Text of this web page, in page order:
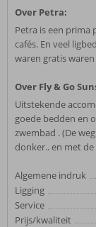
Over Petra:
Petra is een prima
cafés. En veel
waren gratis waren
Over Fly & Go
Uitstekende
goede bedden en
zwembad . (De
donker.. en met
Algemene indruk
Ligging
Service
Prijs/kwaliteit